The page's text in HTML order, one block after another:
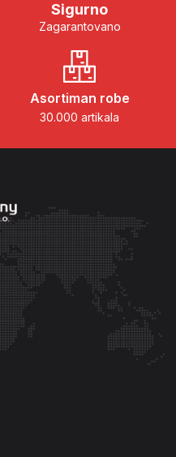
Sigurno
Zagarantovano
Asortiman robe
30.000 artikala